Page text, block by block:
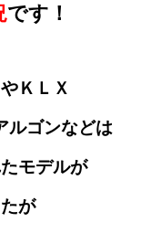
です！
ＫＬＸ
ルゴンなどは
モデルが
が